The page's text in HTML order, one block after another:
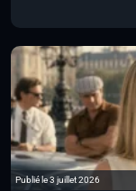
Publié le 3 juillet 2026